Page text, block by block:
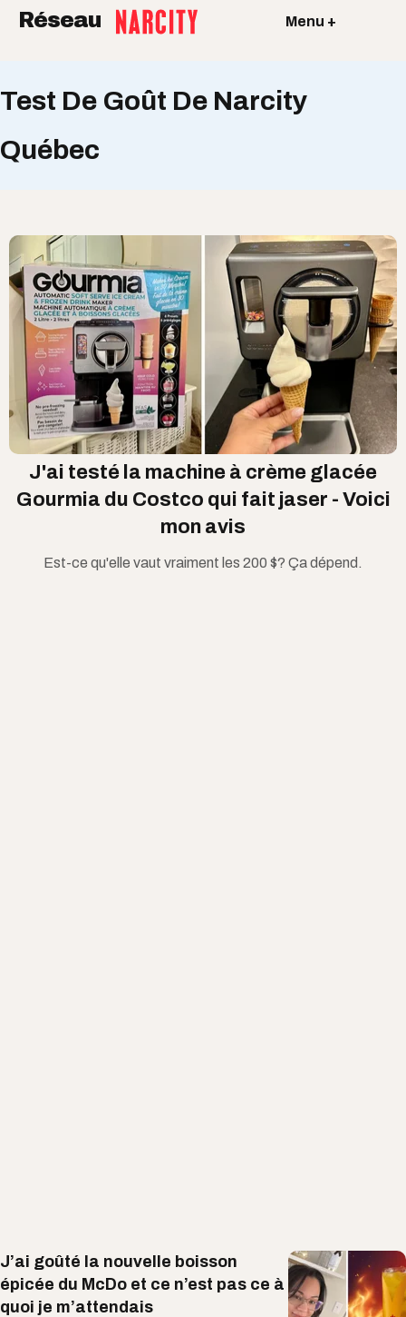
Réseau Menu +
Test De Goût De Narcity
Québec
J'ai testé la machine à crème glacée
Gourmia du Costco qui fait jaser - Voici
mon avis
Est-ce qu'elle vaut vraiment les 200 $? Ça dépend.
J’ai goûté la nouvelle boisson
épicée du McDo et ce n’est pas ce à
quoi je m’attendais